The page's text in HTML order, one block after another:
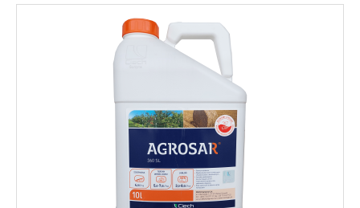
produkt
ma
wiele
wariantów.
Opcje
można
wybrać
na
stronie
produktu